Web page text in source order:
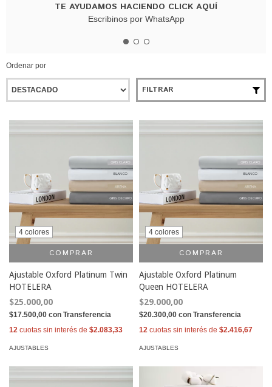
TE AYUDAMOS HACIENDO CLICK AQUÍ
Escribinos por WhatsApp
Ordenar por
FILTRAR
4 colores
COMPRAR
Ajustable Oxford Platinum Twin
HOTELERA
$25.000,00
$17.500,00 con Transferencia
12 cuotas sin interés de $2.083,33
AJUSTABLES
4 colores
COMPRAR
Ajustable Oxford Platinum
Queen HOTELERA
$29.000,00
$20.300,00 con Transferencia
12 cuotas sin interés de $2.416,67
AJUSTABLES